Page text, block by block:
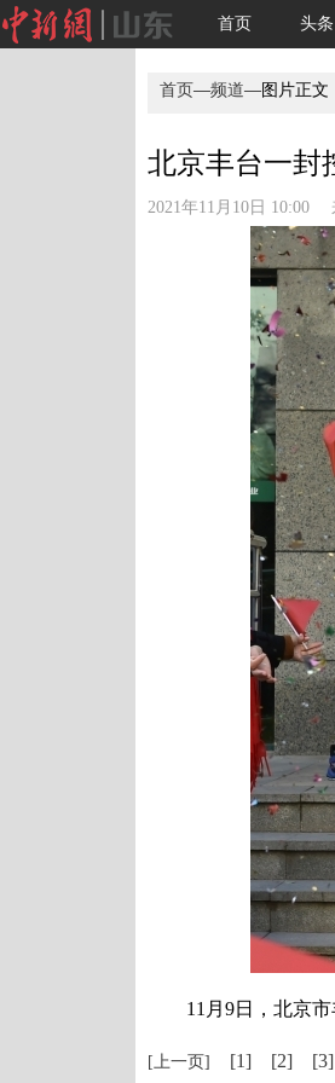
首页 头条
首页—频道—图片正文
北京丰台一封
2021年11月10日 10:00
11月9日，北京市
[上一页] [1] [2] [3]